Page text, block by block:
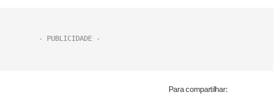
Para compartilhar: